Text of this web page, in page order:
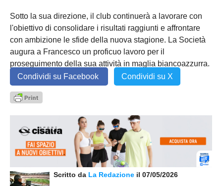
Sotto la sua direzione, il club continuerà a lavorare con
l'obiettivo di consolidare i risultati raggiunti e affrontare
con ambizione le sfide della nuova stagione. La Società
augura a Francesco un proficuo lavoro per il
proseguimento della sua attività in maglia biancoazzurra.
Condividi su Facebook
Condividi su X
Scritto da La Redazione il 07/05/2026